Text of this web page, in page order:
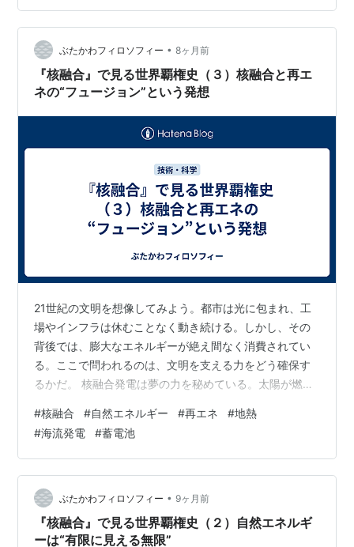
ん 元氣なりますように🥰 地球さん 愛しています♥️ 宇宙
さん 愛しています♥ にほんブログ村
ぶたかわフィロソフィー • 8ヶ月前
『核融合』で見る世界覇権史（３）核融合と再エ
ネの“フュージョン”という発想
21世紀の文明を想像してみよう。都市は光に包まれ、工
場やインフラは休むことなく動き続ける。しかし、その
背後では、膨大なエネルギーが絶え間なく消費されてい
る。ここで問われるのは、文明を支える力をどう確保す
るかだ。 核融合発電は夢の力を秘めている。太陽が燃え
つ。しかし、その力だけに頼ることはできない。燃料は
有限で、排熱や材料の制約もある。 一方、太陽光、風、
海流、地熱といった自然エネルギーは、地球規模でほぼ
無限に供給される。だが、昼夜のサイクルや季節変動、
局所的な気象条件という現実がある。 この二つの“力”を
組み合わせ、さらに蓄電池を加えることで、…
#核融合 #自然エネルギー #再エネ #地熱
#海流発電 #蓄電池
ぶたかわフィロソフィー • 9ヶ月前
『核融合』で見る世界覇権史（２）自然エネルギ
ーは“有限に見える無限”